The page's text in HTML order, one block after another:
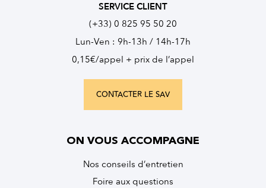
SERVICE CLIENT
(+33) 0 825 95 50 20
Lun-Ven : 9h-13h / 14h-17h
0,15€/appel + prix de l’appel
CONTACTER LE SAV
ON VOUS ACCOMPAGNE
Nos conseils d’entretien
Foire aux questions